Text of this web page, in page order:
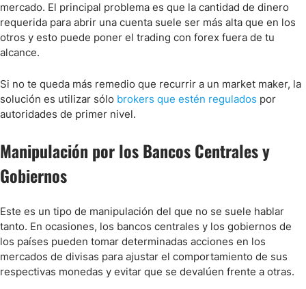
mercado. El principal problema es que la cantidad de dinero
requerida para abrir una cuenta suele ser más alta que en los
otros y esto puede poner el trading con forex fuera de tu
alcance.
Si no te queda más remedio que recurrir a un market maker, la
solución es utilizar sólo brokers que estén regulados por
autoridades de primer nivel.
Manipulación por los Bancos Centrales y
Gobiernos
Este es un tipo de manipulación del que no se suele hablar
tanto. En ocasiones, los bancos centrales y los gobiernos de
los países pueden tomar determinadas acciones en los
mercados de divisas para ajustar el comportamiento de sus
respectivas monedas y evitar que se devalúen frente a otras.